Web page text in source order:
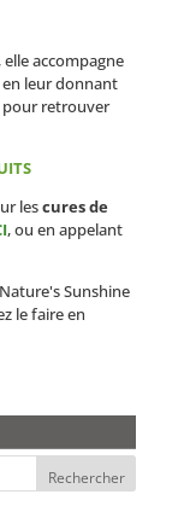
accompagne
en leur donnant
pour retrouver
lescures de
, ou en appelant
Sunshine
le faire en